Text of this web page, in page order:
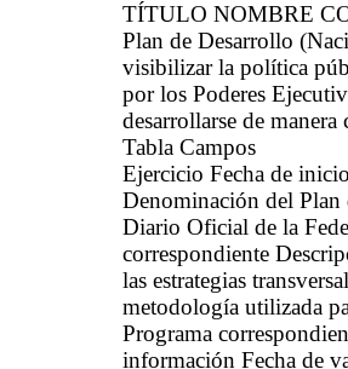
TÍTULO NOMBRE
Plan de Desarrollo
visibilizar la política
por los Poderes
desarrollarse de manera
Tabla Campos
Ejercicio Fecha de
Denominación del
Diario Oficial de la
correspondiente
las estrategias
metodología utilizada
Programa
información Fecha de